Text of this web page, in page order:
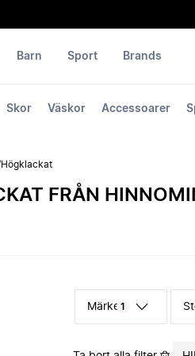
Skor Väskor Accessoarer
Barn Sport Brands
Högklackat
FRÅN
Märke 1